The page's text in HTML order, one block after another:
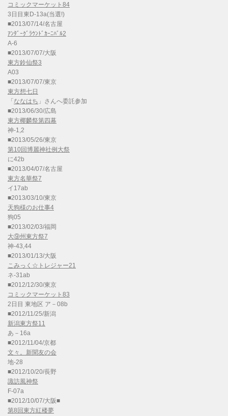
コミックマーケット84
3日目東D-13a(当選!)
■2013/07/14/名古屋
ｱﾝﾀﾞｰｸﾞﾗｳﾝﾄﾞｶｰﾆﾊﾞﾙ2
A-6
■2013/07/07/大阪
東方鈴仙祭3
A03
■2013/07/07/東京
東方想七日
「 ななはち 」さんへ委託参加
■2013/06/30/広島
東方椰麟祭第四幕
神-1,2
■2013/05/26/東京
第10回博麗神社例大祭
に42b
■2013/04/07/名古屋
東方名華祭7
イ17ab
■2013/03/10/東京
天狗様のお仕事4
狗05
■2013/02/03/福岡
大⑨州東方祭7
神-43,44
■2013/01/13/大阪
こみっく☆トレジャー21
ネ-31ab
■2012/12/30/東京
コミックマーケット83
2日目 東地区 ア－08b
■2012/11/25/新潟
新潟東方祭11
あ－16a
■2012/11/04/京都
文々。新聞友の会
地-28
■2012/10/20/長野
諏訪風神祭
F-07a
■2012/10/07/大阪■
第8回東方紅楼夢